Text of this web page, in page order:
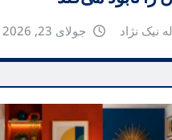
نیک نژاد جولای 23, 2026